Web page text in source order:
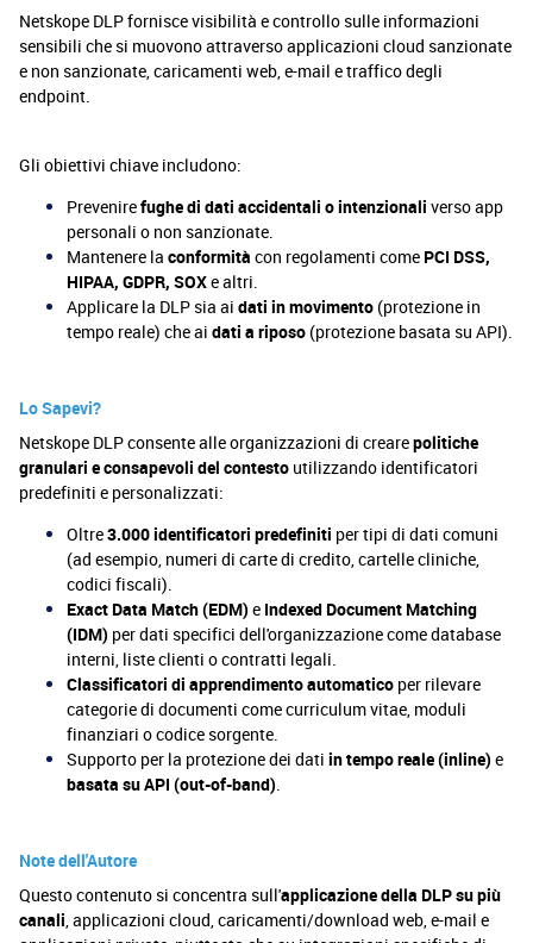
Netskope DLP fornisce visibilità e controllo sulle informazioni
sensibili che si muovono attraverso applicazioni cloud sanzionate
e non sanzionate, caricamenti web, e-mail e traffico degli
endpoint.
Gli obiettivi chiave includono:
Prevenirefughe di dati accidentali o intenzionali verso app
personali o non sanzionate.
Mantenere la conformità con regolamenti come PCI DSS,
HIPAA, GDPR, SOXe altri.
Applicare la DLP sia ai dati in movimento (protezione in
tempo reale) che ai dati a riposo (protezione basata su API).
Lo Sapevi?
Netskope DLP consente alle organizzazioni di crearepolitiche
granulari e consapevoli del contesto utilizzando identificatori
predefiniti e personalizzati:
Oltre3.000 identificatori predefiniti per tipi di dati comuni
(ad esempio, numeri di carte di credito, cartelle cliniche,
codici fiscali).
Exact Data Match (EDM) e Indexed Document Matching
(IDM) per dati specifici dell'organizzazione come database
interni, liste clienti o contratti legali.
Classificatori di apprendimento automatico per rilevare
categorie di documenti come curriculum vitae, moduli
finanziari o codice sorgente.
Supporto per la protezione dei dati in tempo reale (inline) e
basata su API (out-of-band).
Note dell'Autore
Questo contenuto si concentra sull'applicazione della DLP su più
canali, applicazioni cloud, caricamenti/download web, e-mail e